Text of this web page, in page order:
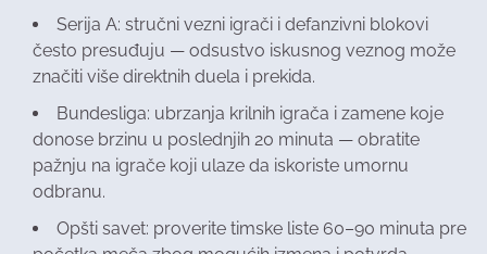
Serija A: stručni vezni igrači i defanzivni blokovi
često presuđuju — odsustvo iskusnog veznog može
značiti više direktnih duela i prekida.
Bundesliga: ubrzanja krilnih igrača i zamene koje
donose brzinu u poslednjih 20 minuta — obratite
pažnju na igrače koji ulaze da iskoriste umornu
odbranu.
Opšti savet: proverite timske liste 60–90 minuta pre